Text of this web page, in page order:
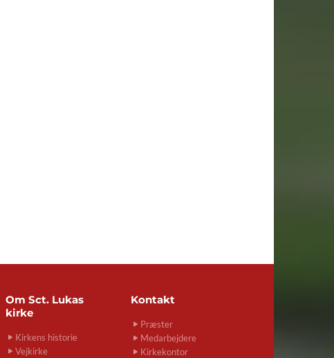
Om Sct. Lukas
kirke
Kirkens historie
Vejkirke
Kontakt
Præster
Medarbejdere
Kirkekontor